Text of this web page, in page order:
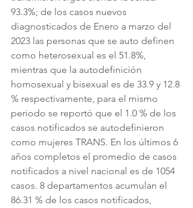
93.3%; de los casos nuevos
diagnosticados de Enero a marzo del
2023 las personas que se auto definen
como heterosexual es el 51.8%,
mientras que la autodefinición
homosexual y bisexual es de 33.9 y 12.8
% respectivamente, para el mismo
periodo se reportó que el 1.0 % de los
casos notificados se autodefinieron
como mujeres TRANS. En los últimos 6
años completos el promedio de casos
notificados a nivel nacional es de 1054
casos. 8 departamentos acumulan el
86.31 % de los casos notificados,